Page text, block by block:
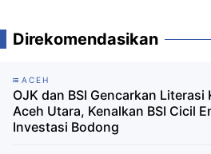
Direkomendasikan
ACEH
OJK dan BSI Gencarkan Literasi
Aceh Utara, Kenalkan BSI Cicil
Investasi Bodong